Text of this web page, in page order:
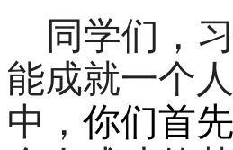
同学们，
能成就一个
中， 你们首